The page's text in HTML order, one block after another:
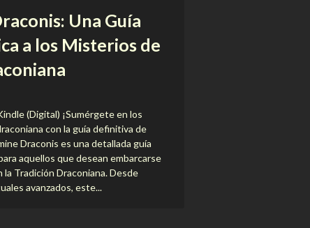
Una Guía
a los Misterios de
(Digital) ¡Sumérgete en los
con la guía definitiva de
Draconis es una detallada guía
aquellos que desean embarcarse
la Tradición Draconiana. Desde
avanzados, este...